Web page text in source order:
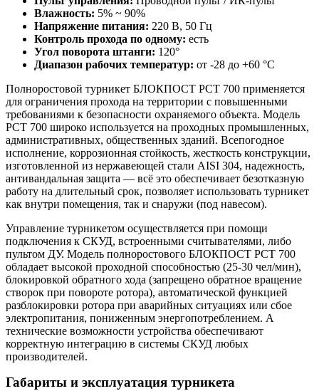
Влажность: 5% ~ 90%
Напряжение питания: 220 В, 50 Гц
Контроль прохода по одному: есть
Угол поворота штанги: 120°
Диапазон рабочих температур: от -28 до +60 °C
Полноростовой турникет БЛОКПОСТ РСТ 700 применяется
для ограничения прохода на территории с повышенными
требованиями к безопасности охраняемого объекта. Модель
РСТ 700 широко используется на проходных промышленных,
административных, общественных зданий. Всепогодное
исполнение, коррозионная стойкость, жесткость конструкции,
изготовленной из нержавеющей стали AISI 304, надежность,
антивандальная защита — всё это обеспечивает безотказную
работу на длительный срок, позволяет использовать турникет
как внутри помещения, так и снаружи (под навесом).
Управление турникетом осуществляется при помощи
подключения к СКУД, встроенными считывателями, либо
пультом ДУ. Модель полноростового БЛОКПОСТ РСТ 700
обладает высокой проходной способностью (25-30 чел/мин),
блокировкой обратного хода (запрещено обратное вращение
створок при повороте ротора), автоматической функцией
разблокировки ротора при аварийных ситуациях или сбое
электропитания, пониженным энергопотреблением. А
технические возможности устройства обеспечивают
корректную интеграцию в системы СКУД любых
производителей.
Габариты и эксплуатация турникета